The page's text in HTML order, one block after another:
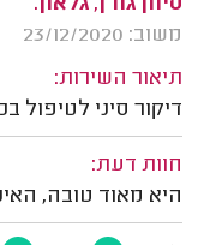
סיוון גורן, גלאון.
משוב: 23/12/2020
תיאור השירות:
דיקור סיני לטיפול
חוות דעת:
היא מאוד טובה,